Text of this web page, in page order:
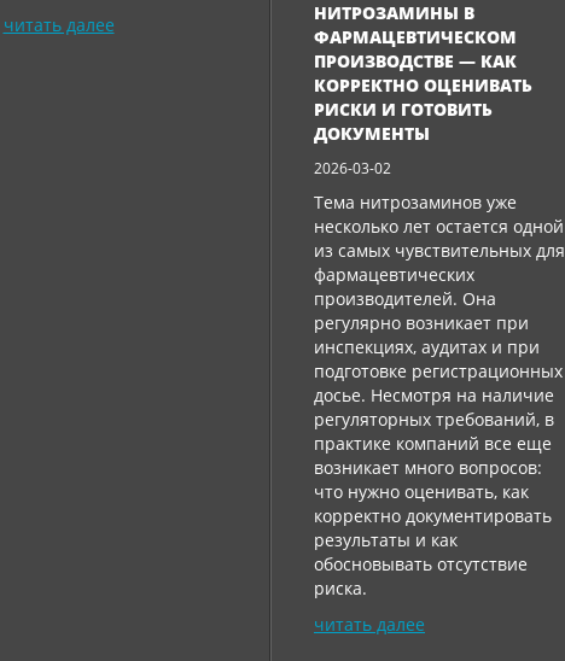
читать далее
НИТРОЗАМИНЫ В
ФАРМАЦЕВТИЧЕСКОМ
ПРОИЗВОДСТВЕ — КАК
КОРРЕКТНО ОЦЕНИВАТЬ
РИСКИ И ГОТОВИТЬ
ДОКУМЕНТЫ
2026-03-02
Тема нитрозаминов уже
несколько лет остается одной
из самых чувствительных для
фармацевтических
производителей. Она
регулярно возникает при
инспекциях, аудитах и ​​при
подготовке регистрационных
досье. Несмотря на наличие
регуляторных требований, в
практике компаний все еще
возникает много вопросов:
что нужно оценивать, как
корректно документировать
результаты и как
обосновывать отсутствие
риска.
читать далее